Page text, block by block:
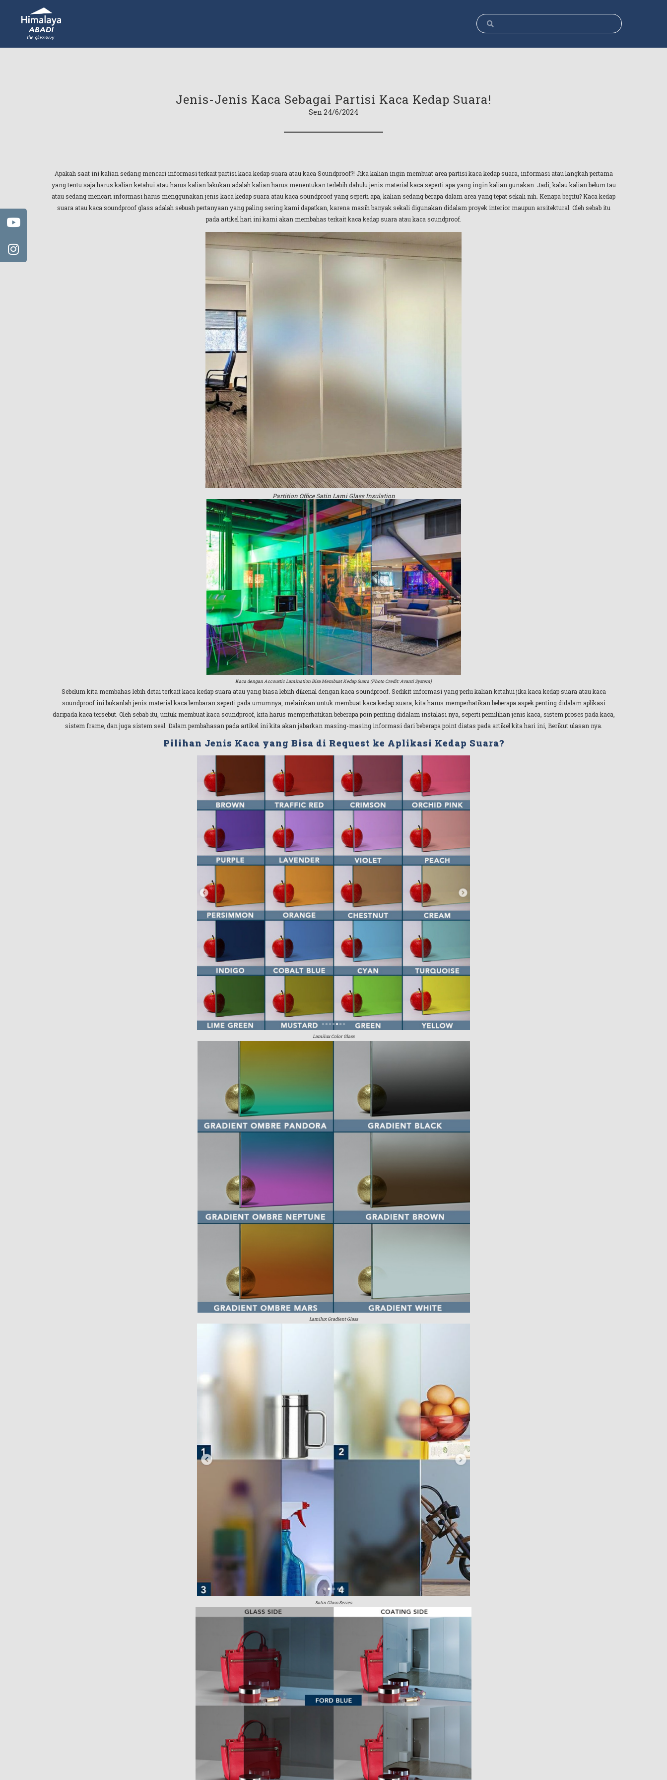
Jenis-Jenis Kaca Sebagai Partisi Kaca Kedap Suara!
Sen 24/6/2024
Apakah saat ini kalian sedang mencari informasi terkait partisi kaca kedap suara atau kaca Soundproof?! Jika kalian ingin membuat area partisi kaca kedap suara, informasi atau langkah pertama
yang tentu saja harus kalian ketahui atau harus kalian lakukan adalah kalian harus menentukan terlebih dahulu jenis material kaca seperti apa yang ingin kalian gunakan. Jadi, kalau kalian belum tau
atau sedang mencari informasi harus menggunakan jenis kaca kedap suara atau kaca soundproof yang seperti apa, kalian sedang berapa dalam area yang tepat sekali nih. Kenapa begitu? Kaca kedap
suara atau kaca soundproof glass adalah sebuah pertanyaan yang paling sering kami dapatkan, karena masih banyak sekali digunakan didalam proyek interior maupun arsitektural. Oleh sebab itu
pada artikel hari ini kami akan membahas terkait kaca kedap suara atau kaca soundproof.
Partition Office Satin Lami Glass Insulation
Kaca dengan Accoustic Lamination Bisa Membuat Kedap Suara (Photo Credit: Avanti System)
Sebelum kita membahas lebih detai terkait kaca kedap suara atau yang biasa lebiih dikenal dengan kaca soundproof. Sedikit informasi yang perlu kalian ketahui jika kaca kedap suara atau kaca
soundproof ini bukanlah jenis material kaca lembaran seperti pada umumnya, melainkan untuk membuat kaca kedap suara, kita harus memperhatikan beberapa aspek penting didalam aplikasi
daripada kaca tersebut. Oleh sebab itu, untuk membuat kaca soundproof, kita harus memperhatikan beberapa poin penting didalam instalasi nya, seperti pemilihan jenis kaca, sistem proses pada kaca,
sistem frame, dan juga sistem seal. Dalam pembahasan pada artikel ini kita akan jabarkan masing-masing informasi dari beberapa point diatas pada artikel kita hari ini, Berikut ulasan nya.
Pilihan Jenis Kaca yang Bisa di Request ke Aplikasi Kedap Suara?
Lamilux Color Glass
Lamilux Gradient Glass
Satin Glass Series